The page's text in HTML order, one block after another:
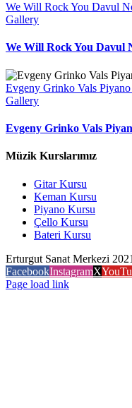
We Will Rock You Davul
Gallery
We Will Rock You Davul
Evgeny Grinko Vals Piyano
Gallery
Evgeny Grinko Vals
Müzik Kurslarımız
Gitar Kursu
Keman Kursu
Piyano Kursu
Çello Kursu
Bateri Kursu
Erturgut Sanat Merkezi 2021
FacebookInstagramX
Page load link